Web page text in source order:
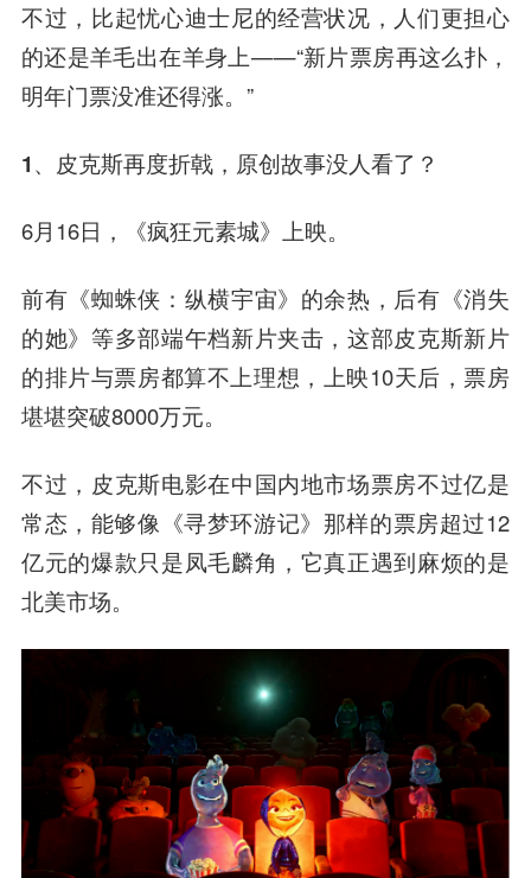
不过，比起忧心迪士尼的经营状况，人们更担心
的还是羊毛出在羊身上——“新片票房再这么扑，
明年门票没准还得涨。”
1、皮克斯再度折戟， 原创故事没人看了？
6月16日，《疯狂元素城》上映。
前有《蜘蛛侠：纵横宇宙》的余热，后有《消失
的她》等多部端午档新片夹击，这部皮克斯新片
的排片与票房都算不上理想，上映10天后，票房
堪堪突破8000万元。
不过，皮克斯电影在中国内地市场票房不过亿是
常态，能够像《寻梦环游记》那样的票房超过12
亿元的爆款只是凤毛麟角，它真正遇到麻烦的是
北美市场。